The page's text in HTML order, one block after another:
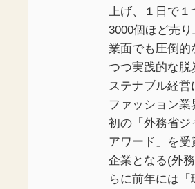
上げ、１日で
3000個ほど売
業面でも圧倒的
つつ実践的な脱
ステナブル経営
ファッション業
初の「外務省ジ
アワード」を受
企業となる(外
らに前年には「